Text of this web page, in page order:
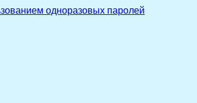
одноразовых паролей